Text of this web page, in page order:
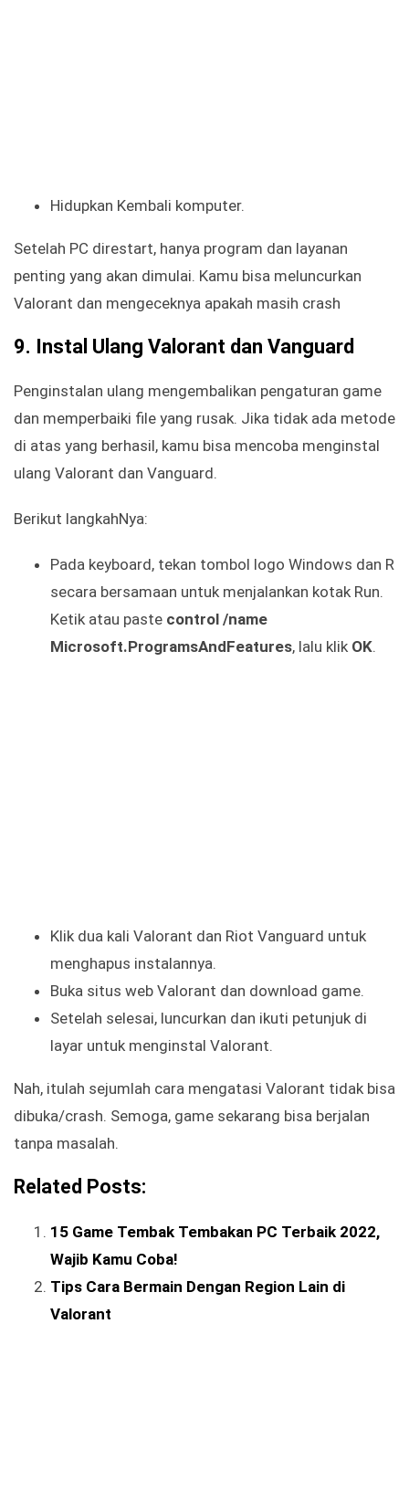
Hidupkan Kembali komputer.
Setelah PC direstart, hanya program dan layanan
penting yang akan dimulai. Kamu bisa meluncurkan
Valorant dan mengeceknya apakah masih crash
9. Instal Ulang Valorant dan Vanguard
Penginstalan ulang mengembalikan pengaturan game
dan memperbaiki file yang rusak. Jika tidak ada metode
di atas yang berhasil, kamu bisa mencoba menginstal
ulang Valorant dan Vanguard.
Berikut langkahNya:
Pada keyboard, tekan tombol logo Windows dan R
secara bersamaan untuk menjalankan kotak Run.
Ketik atau paste control /name
Microsoft.ProgramsAndFeatures, lalu klik OK.
Klik dua kali Valorant dan Riot Vanguard untuk
menghapus instalannya.
Buka situs web Valorant dan download game.
Setelah selesai, luncurkan dan ikuti petunjuk di
layar untuk menginstal Valorant.
Nah, itulah sejumlah cara mengatasi Valorant tidak bisa
dibuka/crash. Semoga, game sekarang bisa berjalan
tanpa masalah.
Related Posts:
15 Game Tembak Tembakan PC Terbaik 2022,
Wajib Kamu Coba!
Tips Cara Bermain Dengan Region Lain di
Valorant